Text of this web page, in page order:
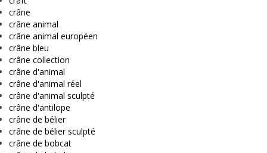
crâne
crâne animal
crâne animal européen
crâne bleu
crâne collection
crâne d'animal
crâne d'animal réel
crâne d'animal sculpté
crâne d'antilope
crâne de bélier
crâne de bélier sculpté
crâne de bobcat